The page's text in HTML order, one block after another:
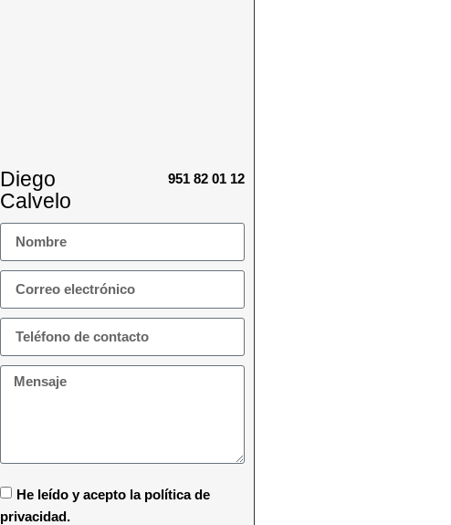
Diego
Calvelo
951 82 01 12
He leído y acepto la política de
privacidad.